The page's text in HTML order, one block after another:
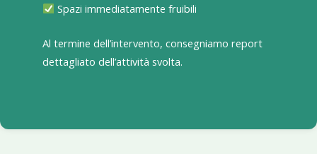
Spazi immediatamente fruibili
Al termine dell’intervento, consegniamo report
dettagliato dell’attività svolta.